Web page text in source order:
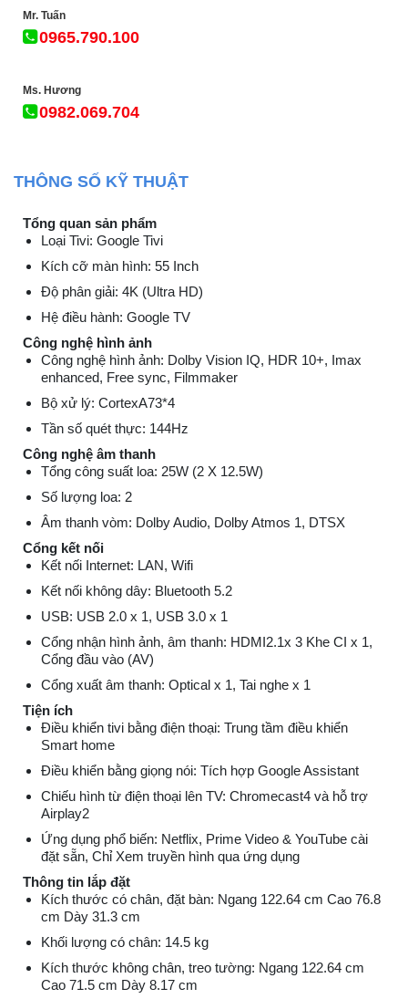
Mr. Tuấn
0965.790.100
Ms. Hương
0982.069.704
THÔNG SỐ KỸ THUẬT
Tổng quan sản phẩm
Loại Tivi: Google Tivi
Kích cỡ màn hình: 55 Inch
Độ phân giải: 4K (Ultra HD)
Hệ điều hành: Google TV
Công nghệ hình ảnh
Công nghệ hình ảnh: Dolby Vision IQ, HDR 10+, Imax
enhanced, Free sync, Filmmaker
Bộ xử lý: CortexA73*4
Tần số quét thực: 144Hz
Công nghệ âm thanh
Tổng công suất loa: 25W (2 X 12.5W)
Số lượng loa: 2
Âm thanh vòm: Dolby Audio, Dolby Atmos 1, DTSX
Cổng kết nối
Kết nối Internet: LAN, Wifi
Kết nối không dây: Bluetooth 5.2
USB: USB 2.0 x 1, USB 3.0 x 1
Cổng nhận hình ảnh, âm thanh: HDMI2.1x 3 Khe CI x 1,
Cổng đầu vào (AV)
Cổng xuất âm thanh: Optical x 1, Tai nghe x 1
Tiện ích
Điều khiển tivi bằng điện thoại: Trung tầm điều khiển
Smart home
Điều khiển bằng giọng nói: Tích hợp Google Assistant
Chiếu hình từ điện thoại lên TV: Chromecast4 và hỗ trợ
Airplay2
Ứng dụng phổ biến: Netflix, Prime Video & YouTube cài
đặt sẵn, Chỉ Xem truyền hình qua ứng dụng
Thông tin lắp đặt
Kích thước có chân, đặt bàn: Ngang 122.64 cm Cao 76.8
cm Dày 31.3 cm
Khối lượng có chân: 14.5 kg
Kích thước không chân, treo tường: Ngang 122.64 cm
Cao 71.5 cm Dày 8.17 cm